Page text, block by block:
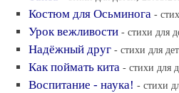
Костюм для Осьминога -
Урок вежливости - стихи для
Надёжный друг - стихи для
Как поймать кита - стихи для
Воспитание - наука! - стихи